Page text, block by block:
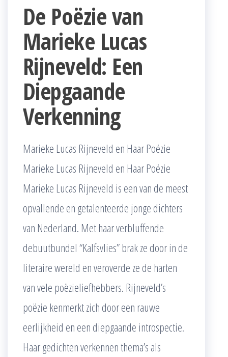
De Poëzie van
Marieke Lucas
Rijneveld: Een
Diepgaande
Verkenning
Marieke Lucas Rijneveld en Haar Poëzie
Marieke Lucas Rijneveld en Haar Poëzie
Marieke Lucas Rijneveld is een van de meest
opvallende en getalenteerde jonge dichters
van Nederland. Met haar verbluffende
debuutbundel “Kalfsvlies” brak ze door in de
literaire wereld en veroverde ze de harten
van vele poëzieliefhebbers. Rijneveld’s
poëzie kenmerkt zich door een rauwe
eerlijkheid en een diepgaande introspectie.
Haar gedichten verkennen thema’s als